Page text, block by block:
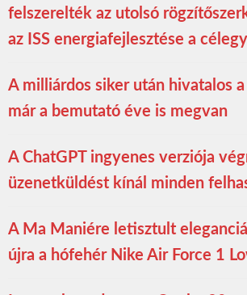
felszerelték az utolsó
az ISS energiafejlesztése a
A milliárdos siker után hivatalos
már a bemutató éve is megvan
A ChatGPT ingyenes verziója
üzenetküldést kínál minden
A Ma Maniére letisztult
újra a hófehér Nike Air Force 1